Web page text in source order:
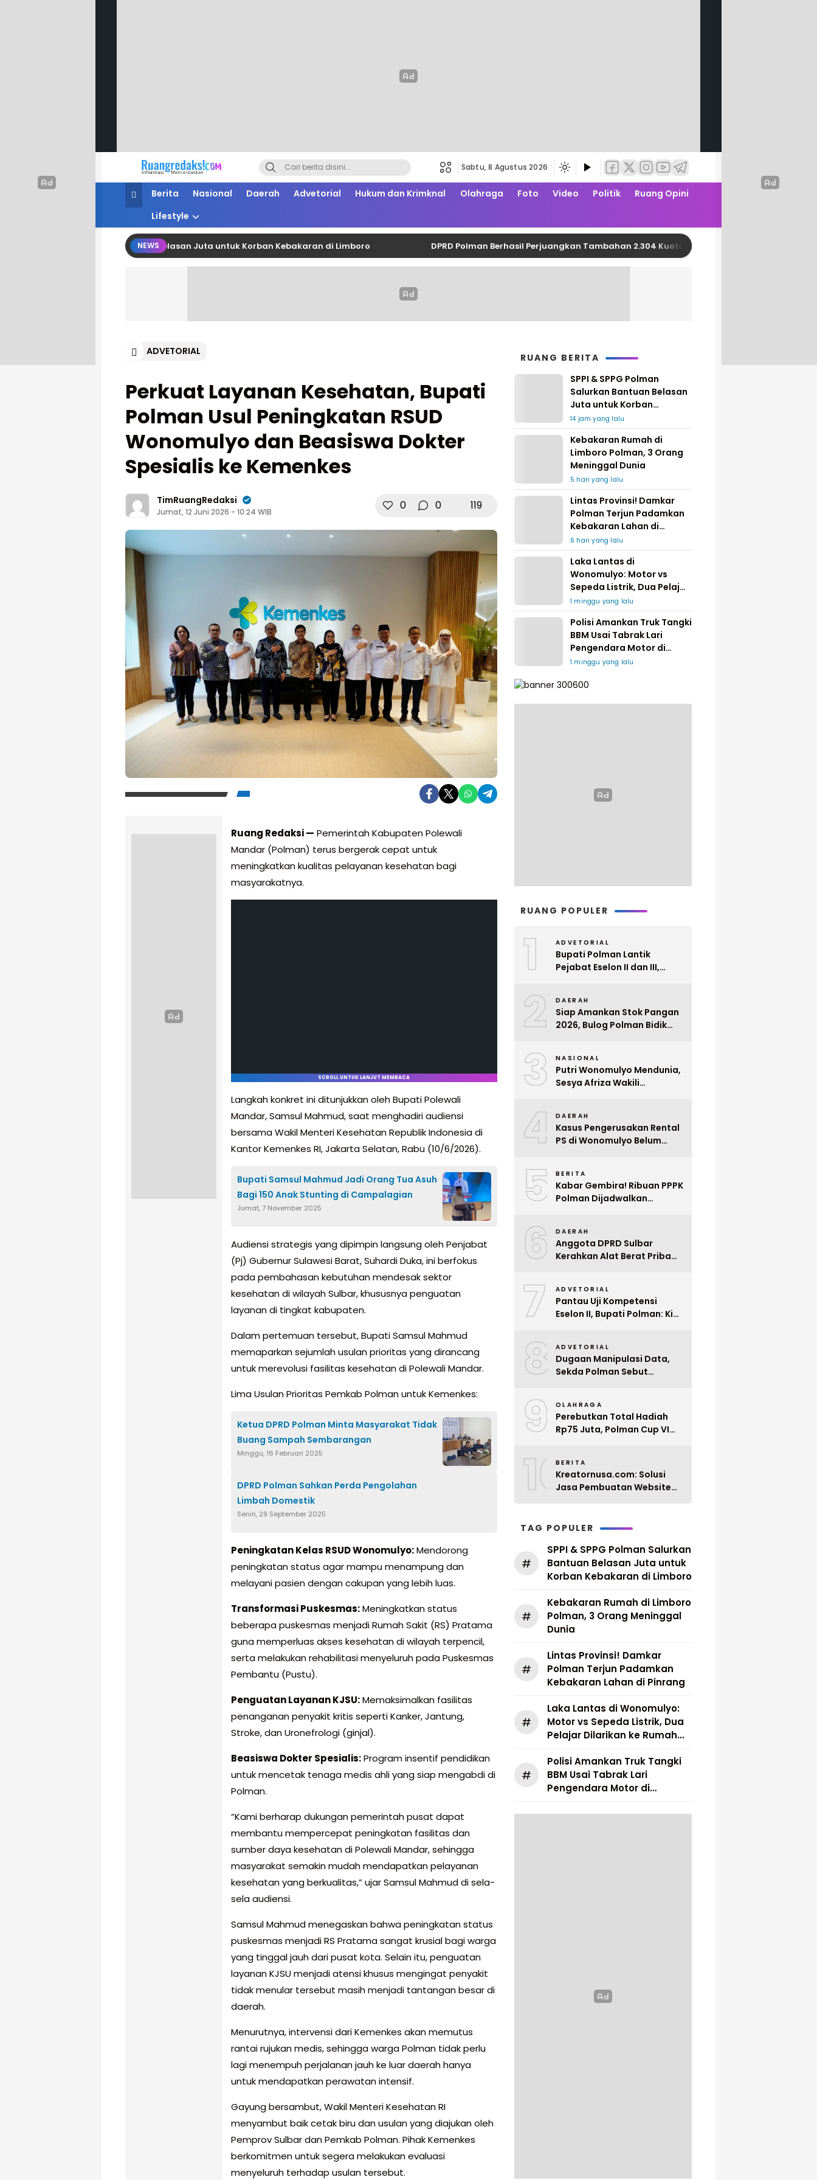
Ruang Redaksi
Informasi Mencerdaskan
Sabtu, 8 Agustus 2026
Berita Nasional Daerah Advetorial Hukum dan Krimknal Olahraga Foto Video Politik
Ruang Opini
Lifestyle
NEWS
Polman Salurkan Bantuan Belasan Juta untuk Korban Kebakaran di Limboro DPRD Polman Berhasil Perjuangkan Tambahan 2.304 Kuota PBI JK APBN dari Kemensos RI
ADVETORIAL
Perkuat Layanan Kesehatan, Bupati
Polman Usul Peningkatan RSUD
Wonomulyo dan Beasiswa Dokter
Spesialis ke Kemenkes
TimRuangRedaksi
Jumat, 12 Juni 2026 - 10:24 WIB 0 0 119
Ruang Redaksi — Pemerintah Kabupaten Polewali
Mandar (Polman) terus bergerak cepat untuk
meningkatkan kualitas pelayanan kesehatan bagi
masyarakatnya.
SCROLL UNTUK LANJUT MEMBACA
Langkah konkret ini ditunjukkan oleh Bupati Polewali
Mandar, Samsul Mahmud, saat menghadiri audiensi
bersama Wakil Menteri Kesehatan Republik Indonesia di
Kantor Kemenkes RI, Jakarta Selatan, Rabu (10/6/2026).
Bupati Samsul Mahmud Jadi Orang Tua Asuh
Bagi 150 Anak Stunting di Campalagian
Jumat, 7 November 2025
Audiensi strategis yang dipimpin langsung oleh Penjabat
(Pj) Gubernur Sulawesi Barat, Suhardi Duka, ini berfokus
pada pembahasan kebutuhan mendesak sektor
kesehatan di wilayah Sulbar, khususnya penguatan
layanan di tingkat kabupaten.
Dalam pertemuan tersebut, Bupati Samsul Mahmud
memaparkan sejumlah usulan prioritas yang dirancang
untuk merevolusi fasilitas kesehatan di Polewali Mandar.
Lima Usulan Prioritas Pemkab Polman untuk Kemenkes:
Ketua DPRD Polman Minta Masyarakat Tidak
Buang Sampah Sembarangan
Minggu, 16 Februari 2025
DPRD Polman Sahkan Perda Pengolahan
Limbah Domestik
Senin, 29 September 2025
Peningkatan Kelas RSUD Wonomulyo:Mendorong
peningkatan status agar mampu menampung dan
melayani pasien dengan cakupan yang lebih luas.
Transformasi Puskesmas:Meningkatkan status
beberapa puskesmas menjadi Rumah Sakit (RS) Pratama
guna memperluas akses kesehatan di wilayah terpencil,
serta melakukan rehabilitasi menyeluruh pada Puskesmas
Pembantu (Pustu).
Penguatan Layanan KJSU:Memaksimalkan fasilitas
penanganan penyakit kritis seperti Kanker, Jantung,
Stroke, dan Uronefrologi (ginjal).
Beasiswa Dokter Spesialis:Program insentif pendidikan
untuk mencetak tenaga medis ahli yang siap mengabdi di
Polman.
“Kami berharap dukungan pemerintah pusat dapat
membantu mempercepat peningkatan fasilitas dan
sumber daya kesehatan di Polewali Mandar, sehingga
masyarakat semakin mudah mendapatkan pelayanan
kesehatan yang berkualitas,” ujar Samsul Mahmud di sela-
sela audiensi.
Samsul Mahmud menegaskan bahwa peningkatan status
puskesmas menjadi RS Pratama sangat krusial bagi warga
yang tinggal jauh dari pusat kota. Selain itu, penguatan
layanan KJSU menjadi atensi khusus mengingat penyakit
tidak menular tersebut masih menjadi tantangan besar di
daerah.
Menurutnya, intervensi dari Kemenkes akan memutus
rantai rujukan medis, sehingga warga Polman tidak perlu
lagi menempuh perjalanan jauh ke luar daerah hanya
untuk mendapatkan perawatan intensif.
Gayung bersambut, Wakil Menteri Kesehatan RI
menyambut baik cetak biru dan usulan yang diajukan oleh
Pemprov Sulbar dan Pemkab Polman. Pihak Kemenkes
berkomitmen untuk segera melakukan evaluasi
menyeluruh terhadap usulan tersebut.
RUANG BERITA
SPPI & SPPG Polman
Salurkan Bantuan Belasan
Juta untuk Korban
Kebakaran di Limboro
14 jam yang lalu
Kebakaran Rumah di
Limboro Polman, 3 Orang
Meninggal Dunia
5 hari yang lalu
Lintas Provinsi! Damkar
Polman Terjun Padamkan
Kebakaran Lahan di
Pinrang
6 hari yang lalu
Laka Lantas di
Wonomulyo: Motor vs
Sepeda Listrik, Dua Pelajar
Dilarikan ke Rumah Sakit
1 minggu yang lalu
Polisi Amankan Truk Tangki
BBM Usai Tabrak Lari
Pengendara Motor di
Matakali
1 minggu yang lalu
RUANG POPULER
1 ADVETORIAL
Bupati Polman Lantik
Pejabat Eselon II dan III,
2 DAERAH
Siap Amankan Stok Pangan
2026, Bulog Polman Bidik
3 NASIONAL
Putri Wonomulyo Mendunia,
Sesya Afriza Wakili
4 DAERAH
Kasus Pengerusakan Rental
PS di Wonomulyo Belum
Pelaku
5 BERITA
Kabar Gembira! Ribuan PPPK
Polman Dijadwalkan
6 DAERAH
Anggota DPRD Sulbar
Kerahkan Alat Berat Pribadi
7 ADVETORIAL
Pantau Uji Kompetensi
Eselon II, Bupati Polman: Kita
8 ADVETORIAL
Dugaan Manipulasi Data,
Sekda Polman Sebut
Ditunda
9 OLAHRAGA
Perebutkan Total Hadiah
Rp75 Juta, Polman Cup VI
10BERITA
Kreatornusa.com: Solusi
Jasa Pembuatan Website
TAG POPULER
#
SPPI & SPPG Polman Salurkan
Bantuan Belasan Juta untuk
Korban Kebakaran di Limboro
#
Kebakaran Rumah di Limboro
Polman, 3 Orang Meninggal
Dunia
#
Lintas Provinsi! Damkar
Polman Terjun Padamkan
Kebakaran Lahan di Pinrang
#
Laka Lantas di Wonomulyo:
Motor vs Sepeda Listrik, Dua
Pelajar Dilarikan ke Rumah
#
Polisi Amankan Truk Tangki
BBM Usai Tabrak Lari
Pengendara Motor di